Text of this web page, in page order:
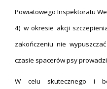
Powiatowego Inspektoratu
4) w okresie akcji
zakończeniu nie
czasie spacerów psy
W celu skutecznego i